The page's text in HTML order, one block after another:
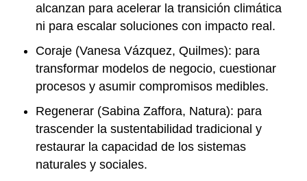
alcanzan para acelerar la transición climática
ni para escalar soluciones con impacto real.
Coraje (Vanesa Vázquez, Quilmes): para
transformar modelos de negocio, cuestionar
procesos y asumir compromisos medibles.
Regenerar (Sabina Zaffora, Natura): para
trascender la sustentabilidad tradicional y
restaurar la capacidad de los sistemas
naturales y sociales.